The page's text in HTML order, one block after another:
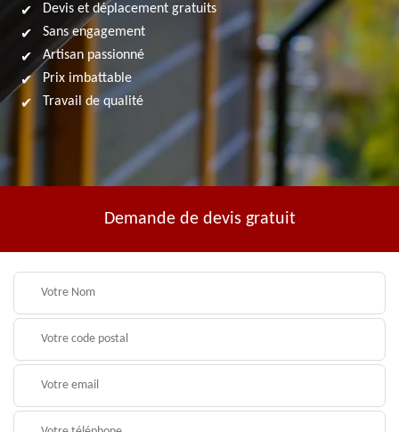
Devis et déplacement gratuits
Sans engagement
Artisan passionné
Prix imbattable
Travail de qualité
Demande de devis gratuit